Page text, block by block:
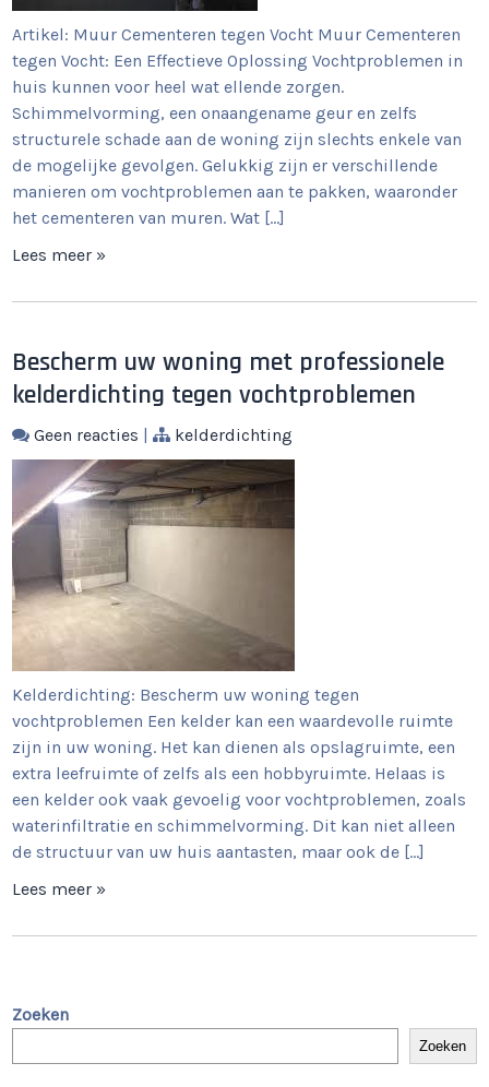
Artikel: Muur Cementeren tegen Vocht Muur Cementeren
tegen Vocht: Een Effectieve Oplossing Vochtproblemen in
huis kunnen voor heel wat ellende zorgen.
Schimmelvorming, een onaangename geur en zelfs
structurele schade aan de woning zijn slechts enkele van
de mogelijke gevolgen. Gelukkig zijn er verschillende
manieren om vochtproblemen aan te pakken, waaronder
het cementeren van muren. Wat […]
Lees meer »
Bescherm uw woning met professionele
kelderdichting tegen vochtproblemen
Geen reacties | kelderdichting
Kelderdichting: Bescherm uw woning tegen
vochtproblemen Een kelder kan een waardevolle ruimte
zijn in uw woning. Het kan dienen als opslagruimte, een
extra leefruimte of zelfs als een hobbyruimte. Helaas is
een kelder ook vaak gevoelig voor vochtproblemen, zoals
waterinfiltratie en schimmelvorming. Dit kan niet alleen
de structuur van uw huis aantasten, maar ook de […]
Lees meer »
Zoeken
Zoeken